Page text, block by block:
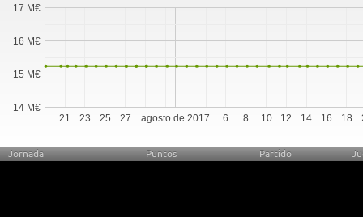
agosto de 2017
21 23 25 27 6 8 10 12 14 16 18
14 M€
15 M€
16 M€
17 M€
Jornada Puntos Partido